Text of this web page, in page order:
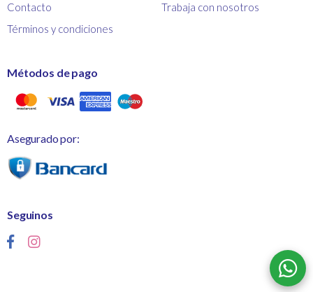
Contacto
Términos y condiciones
Trabaja con nosotros
Métodos de pago
Asegurado por:
Seguinos